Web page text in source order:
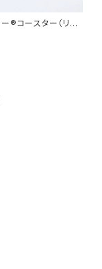
®︎コースター（リバ